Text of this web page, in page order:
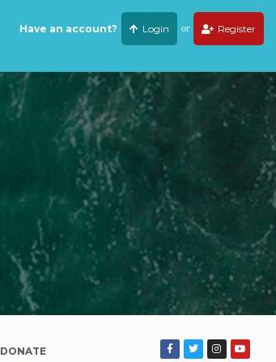
Have an account? Login or Register
DONATE